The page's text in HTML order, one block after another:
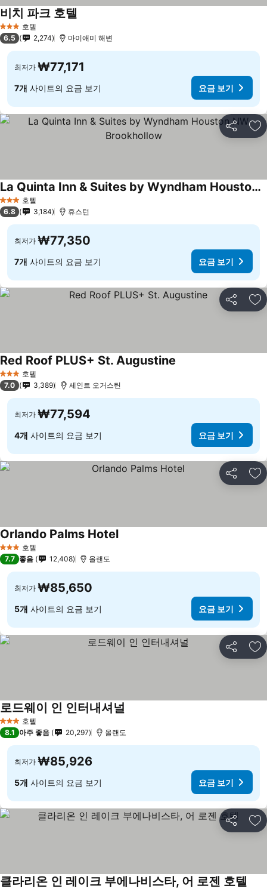
3 성급 호텔
비치 파크 호텔
6.5 2,274 마이애미 해변
최저가 ₩77,171
7개 사이트의 요금 보기 요금 보기
공유 즐
3 성급 호텔
La Quinta Inn & Suites by Wyndham Houston NW Brookhollow
6.8 3,184 휴스턴
최저가 ₩77,350
7개 사이트의 요금 보기 요금 보기
공유 즐
3 성급 호텔
Red Roof PLUS+ St. Augustine
7.0 3,389 세인트 오거스틴
최저가 ₩77,594
4개 사이트의 요금 보기 요금 보기
공유 즐
3 성급 호텔
Orlando Palms Hotel
7.7 좋음 12,408 올랜도
최저가 ₩85,650
5개 사이트의 요금 보기 요금 보기
공유 즐
3 성급 호텔
로드웨이 인 인터내셔널
8.1 아주 좋음 20,297 올랜도
최저가 ₩85,926
5개 사이트의 요금 보기 요금 보기
공유 즐
클라리온 인 레이크 부에나비스타, 어 로젠 호텔